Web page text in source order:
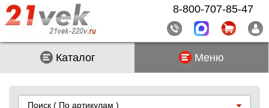
Каталог Меню
Поиск ( По артикулам )
8-800-707-85-47